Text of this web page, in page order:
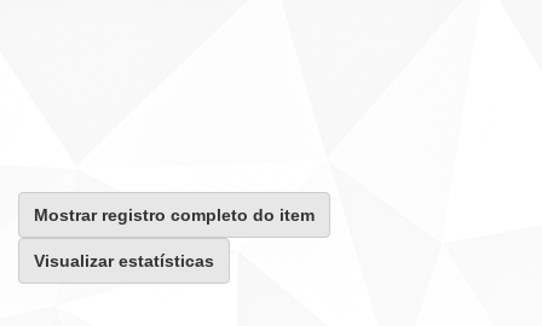
Mostrar registro completo do item
Visualizar estatísticas